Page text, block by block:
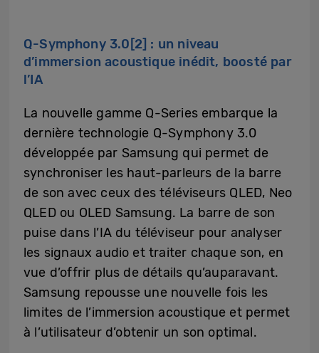
Q-Symphony 3.0 [2] : un niveau
d’immersion acoustique inédit, boosté par
l’IA
La nouvelle gamme Q-Series embarque la
dernière technologie Q-Symphony 3.0
développée par Samsung qui permet de
synchroniser les haut-parleurs de la barre
de son avec ceux des téléviseurs QLED, Neo
QLED ou OLED Samsung. La barre de son
puise dans l’IA du téléviseur pour analyser
les signaux audio et traiter chaque son, en
vue d’offrir plus de détails qu’auparavant.
Samsung repousse une nouvelle fois les
limites de l’immersion acoustique et permet
à l’utilisateur d’obtenir un son optimal.